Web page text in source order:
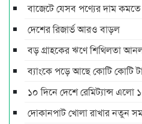
বাজেটে যেসব পণ্যের দাম
দেশের রিজার্ভ আরও বাড়ল
বড় গ্রাহকের ঋণে শিথিলতা
ব্যাংকে পড়ে আছে কোটি কোটি
১০ দিনে দেশে রেমিট্যান্স এলো
দোকানপাট খোলা রাখার নতুন